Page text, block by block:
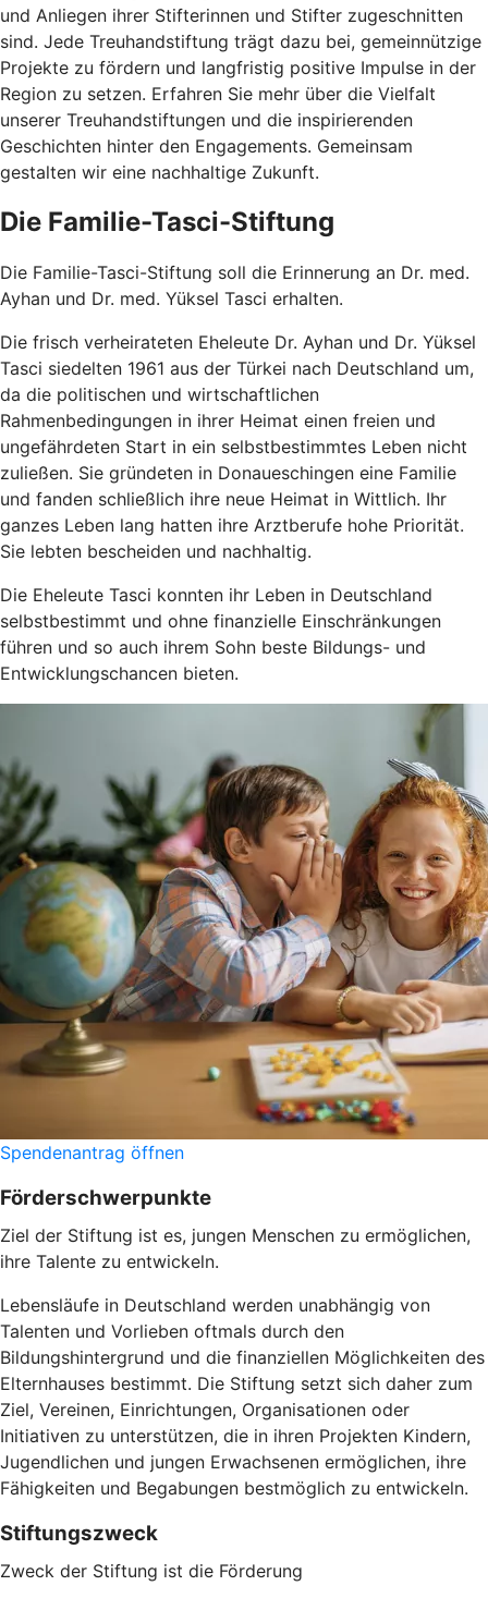
und Anliegen ihrer Stifterinnen und Stifter zugeschnitten
sind. Jede Treuhandstiftung trägt dazu bei, gemeinnützige
Projekte zu fördern und langfristig positive Impulse in der
Region zu setzen. Erfahren Sie mehr über die Vielfalt
unserer Treuhandstiftungen und die inspirierenden
Geschichten hinter den Engagements. Gemeinsam
gestalten wir eine nachhaltige Zukunft.
Die Familie-Tasci-Stiftung
Die Familie-Tasci-Stiftung soll die Erinnerung an Dr. med.
Ayhan und Dr. med. Yüksel Tasci erhalten.
Die frisch verheirateten Eheleute Dr. Ayhan und Dr. Yüksel
Tasci siedelten 1961 aus der Türkei nach Deutschland um,
da die politischen und wirtschaftlichen
Rahmenbedingungen in ihrer Heimat einen freien und
ungefährdeten Start in ein selbstbestimmtes Leben nicht
zuließen. Sie gründeten in Donaueschingen eine Familie
und fanden schließlich ihre neue Heimat in Wittlich. Ihr
ganzes Leben lang hatten ihre Arztberufe hohe Priorität.
Sie lebten bescheiden und nachhaltig.
Die Eheleute Tasci konnten ihr Leben in Deutschland
selbstbestimmt und ohne finanzielle Einschränkungen
führen und so auch ihrem Sohn beste Bildungs- und
Entwicklungschancen bieten.
Spendenantrag öffnen
Förderschwerpunkte
Ziel der Stiftung ist es, jungen Menschen zu ermöglichen,
ihre Talente zu entwickeln.
Lebensläufe in Deutschland werden unabhängig von
Talenten und Vorlieben oftmals durch den
Bildungshintergrund und die finanziellen Möglichkeiten des
Elternhauses bestimmt. Die Stiftung setzt sich daher zum
Ziel, Vereinen, Einrichtungen, Organisationen oder
Initiativen zu unterstützen, die in ihren Projekten Kindern,
Jugendlichen und jungen Erwachsenen ermöglichen, ihre
Fähigkeiten und Begabungen bestmöglich zu entwickeln.
Stiftungszweck
Zweck der Stiftung ist die Förderung